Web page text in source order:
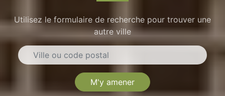
Utilisez le formulaire de recherche pour trouver une
autre ville
M'y amener